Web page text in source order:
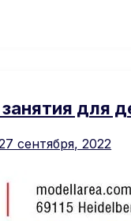
для
сентября, 2022